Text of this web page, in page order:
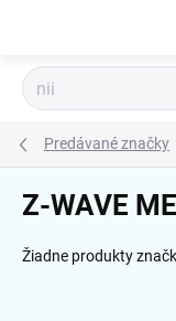
Predávané značky
Z-WAVE ME
Žiadne produkty